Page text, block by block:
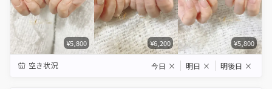
¥5,800 ¥6,200 ¥5,800
空き状況 今日 × 明日 × 明後日 ×